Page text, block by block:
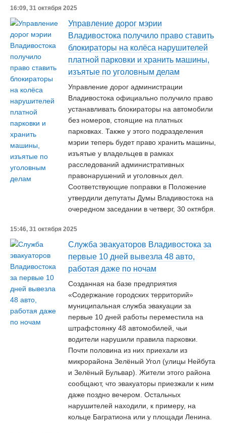
16:09, 31 октября 2025
Управление дорог мэрии
Владивостока получило право ставить
блокираторы на колёса нарушителей
платной парковки и хранить машины,
изъятые по уголовным делам
Управление дорог администрации
Владивостока официально получило право
устанавливать блокираторы на автомобили
без номеров, стоящие на платных
парковках. Также у этого подразделения
мэрии теперь будет право хранить машины,
изъятые у владельцев в рамках
расследований административных
правонарушений и уголовных дел.
Соответствующие поправки в Положение
утвердили депутаты Думы Владивостока на
очередном заседании в четверг, 30 октября.
15:46, 31 октября 2025
Служба эвакуаторов Владивостока за
первые 10 дней вывезла 48 авто,
работая даже по ночам
Созданная на базе предприятия
«Содержание городских территорий»
муниципальная служба эвакуации за
первые 10 дней работы переместила на
штрафстоянку 48 автомобилей, чьи
водители нарушили правила парковки.
Почти половина из них приехали из
микрорайона Зелёный Угол (улицы Нейбута
и Зелёный Бульвар). Жители этого района
сообщают, что эвакуаторы приезжали к ним
даже поздно вечером. Остальных
нарушителей находили, к примеру, на
кольце Багратиона или у площади Ленина.